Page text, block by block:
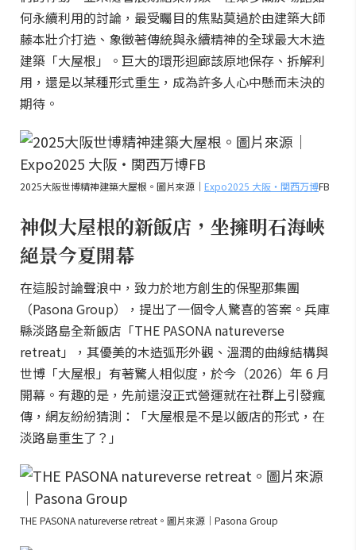
何永續利用的討論，最受矚目的焦點莫過於由建築大師
藤本壯介打造、象徵著傳統與永續精神的全球最大木造
建築「大屋根」。巨大的環形迴廊該原地保存、拆解利
用，還是以某種形式重生，成為許多人心中懸而未決的
期待。
2025大阪世博精神建築大屋根。圖片來源｜ Expo2025 大阪・関西万博FB
神似大屋根的新飯店，坐擁明石海峽
絕景今夏開幕
在這股討論聲浪中，致力於地方創生的保聖那集團
（Pasona Group），提出了一個令人驚喜的答案。兵庫
縣淡路島全新飯店「THE PASONA natureverse
retreat」，其優美的木造弧形外觀、溫潤的曲線結構與
世博「大屋根」有著驚人相似度，於今（2026）年 6 月
開幕。有趣的是，先前還沒正式營運就在社群上引發瘋
傳，網友紛紛猜測：「大屋根是不是以飯店的形式，在
淡路島重生了？」
THE PASONA natureverse retreat。圖片來源｜Pasona Group